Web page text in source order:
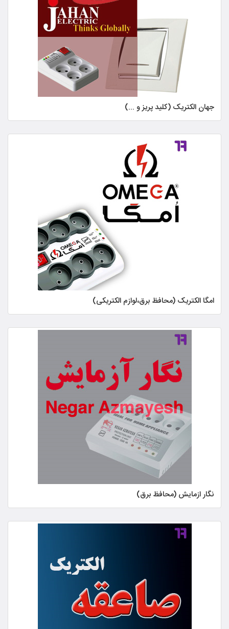
جهان الکتریک (کلید پریز و ...)
امگا الکتریک (محافظ برق،لوازم الکتریکی)
نگار ازمایش (محافظ برق)